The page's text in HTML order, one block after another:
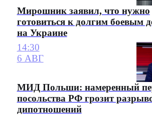
Мирошник заявил, что нужно
готовиться к долгим боевым
на Украине
14:30
6 АВГ
МИД Польши: намеренный
посольства РФ грозит
дипотношений